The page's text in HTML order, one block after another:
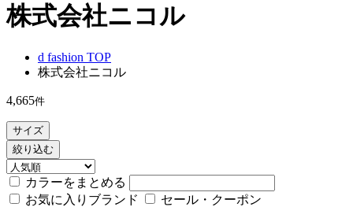
株式会社ニコル
d fashion TOP
株式会社ニコル
4,665件
サイズ
絞り込む
カラーをまとめる
お気に入りブランド
セール・クーポン